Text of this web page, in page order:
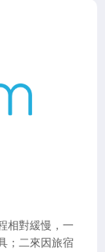
相對緩慢，一
；二來因旅宿